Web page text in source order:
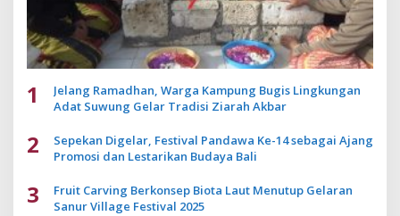
1
Jelang Ramadhan, Warga Kampung Bugis Lingkungan
Adat Suwung Gelar Tradisi Ziarah Akbar
2
Sepekan Digelar, Festival Pandawa Ke-14 sebagai Ajang
Promosi dan Lestarikan Budaya Bali
3
Fruit Carving Berkonsep Biota Laut Menutup Gelaran
Sanur Village Festival 2025